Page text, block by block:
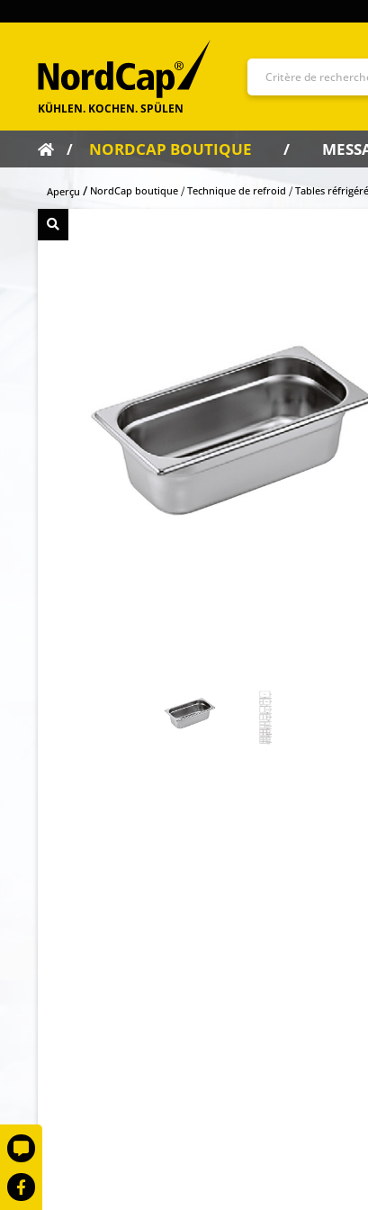
NORDCAP BOUTIQUE
Aperçu NordCap boutique Technique de refroid Tables